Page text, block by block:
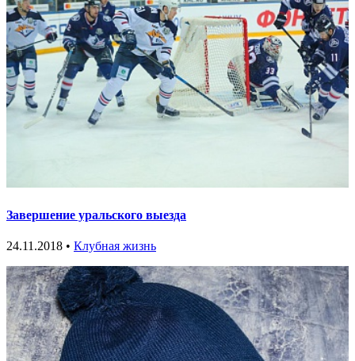
Завершение уральского выезда
24.11.2018 • Клубная жизнь